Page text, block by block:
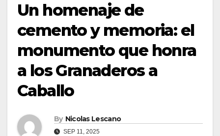
Un homenaje de
cemento y memoria: el
monumento que honra
a los Granaderos a
Caballo
By Nicolas Lescano
SEP 11, 2025